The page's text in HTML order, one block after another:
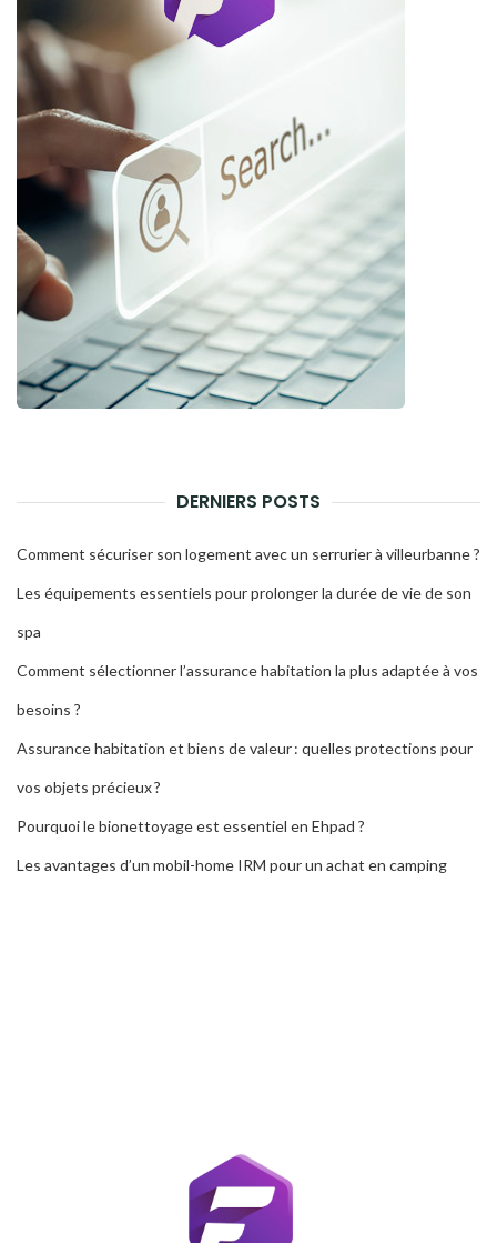
DERNIERS POSTS
Comment sécuriser son logement avec un serrurier à villeurbanne ?
Les équipements essentiels pour prolonger la durée de vie de son
spa
Comment sélectionner l’assurance habitation la plus adaptée à vos
besoins ?
Assurance habitation et biens de valeur : quelles protections pour
vos objets précieux ?
Pourquoi le bionettoyage est essentiel en Ehpad ?
Les avantages d’un mobil-home IRM pour un achat en camping